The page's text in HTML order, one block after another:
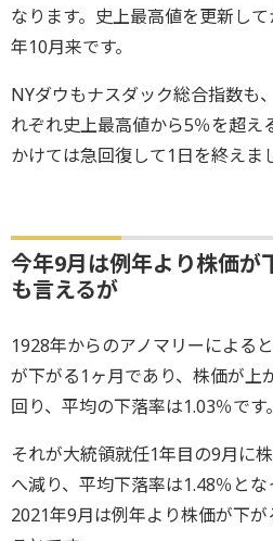
なります。史上最高値を更新し
年10月来です。
NYダウもナスダック総合指数も
れぞれ史上最高値から5％を超え
かけては急回復して1日を終えま
今年9月は例年より株価が
も言えるが
1928年からのアノマリーによる
が下がる1ヶ月であり、株価が上
回り、平均の下落率は1.03％です。
それが大統領就任1年目の9月に
へ減り、平均下落率は1.48％とな
2021年9月は例年より株価が下